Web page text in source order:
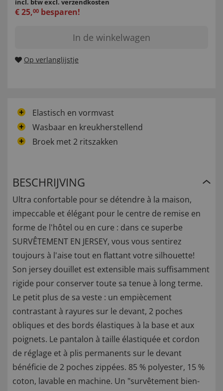
incl. btwexcl. verzendkosten
€25,00 besparen!
In de winkelwagen
Op verlanglijstje
Elastisch en vormvast
Wasbaar en kreukherstellend
Broek met 2 ritszakken
BESCHRIJVING
Ultra confortable pour se détendre à la maison,
impeccable et élégant pour le centre de remise en
forme de l'hôtel ou en cure : dans ce superbe
SURVÊTEMENT EN JERSEY, vous vous sentirez
toujours à l'aise tout en flattant votre silhouette!
Son jersey douillet est extensible mais suffisamment
rigide pour conserver toute sa tenue à long terme.
Le petit plus de sa veste : un empiècement
contrastant à rayures sur le devant, 2 poches
obliques et des bords élastiques à la base et aux
poignets. Le pantalon à taille élastiquée et cordon
de réglage et à plis permanents sur le devant
bénéficie de 2 poches zippées. 85 % polyester, 15 %
coton, lavable en machine. Un "survêtement bien-